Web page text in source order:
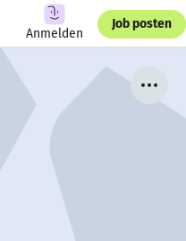
Anmelden
Job posten